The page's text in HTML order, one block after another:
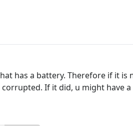
has a battery. Therefore if it
If it did, u might have